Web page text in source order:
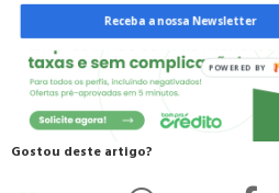
Gostou deste artigo?
Receba a nossa Newsletter
POWERED BY